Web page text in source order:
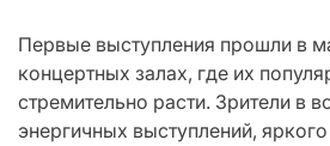
Первые выступления прошли в
концертных залах, где их
стремительно расти. Зрители в
энергичных выступлений,